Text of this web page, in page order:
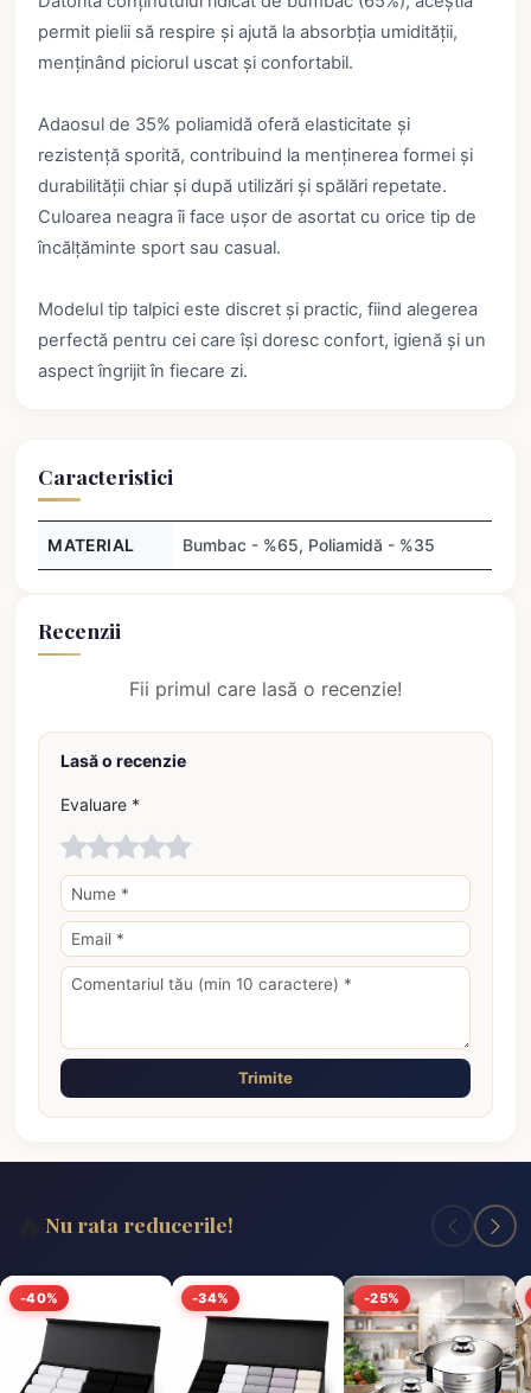
permit pielii să respire și ajută la absorbția umidității,
menținând piciorul uscat și confortabil.
Adaosul de 35% poliamidă oferă elasticitate și
rezistență sporită, contribuind la menținerea formei și
durabilității chiar și după utilizări și spălări repetate.
Culoarea neagra îi face ușor de asortat cu orice tip de
încălțăminte sport sau casual.
Modelul tip talpici este discret și practic, fiind alegerea
perfectă pentru cei care își doresc confort, igienă și un
aspect îngrijit în fiecare zi.
Caracteristici
MATERIAL Bumbac - %65, Poliamidă - %35
Recenzii
Fii primul care lasă o recenzie!
Lasă o recenzie
Evaluare *
Trimite
Nu rata reducerile!
-40% -34% -25%